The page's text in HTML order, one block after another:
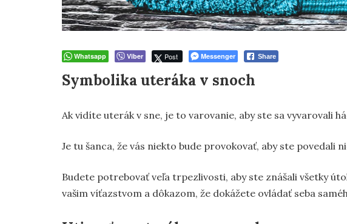
Whatsapp Viber Post Messenger Share
Symbolika uteráka v snoch
Ak vidíte uterák v sne, je to varovanie, aby ste sa vyvarovali
Je tu šanca, že vás niekto bude provokovať, aby ste povedali
Budete potrebovať veľa trpezlivosti, aby ste znášali všetky
vašim víťazstvom a dôkazom, že dokážete ovládať seba